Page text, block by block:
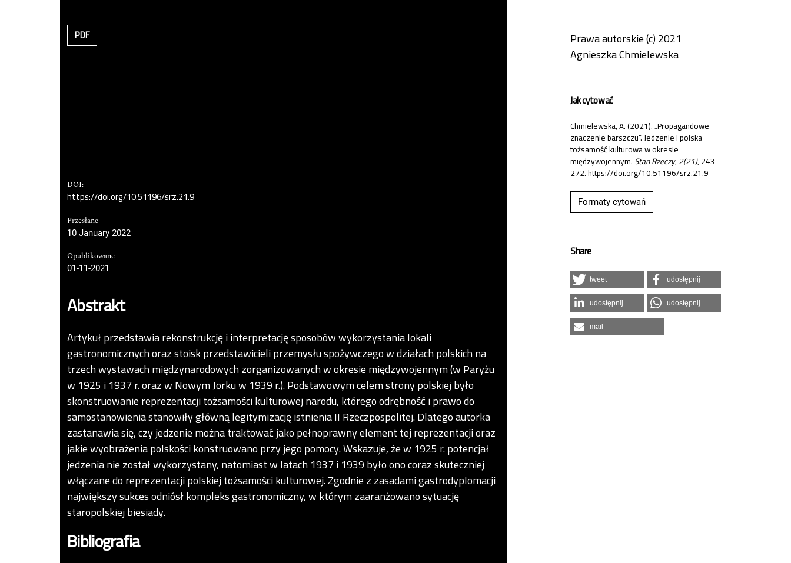
PDF
DOI:
https://doi.org/10.51196/srz.21.9
Przesłane
10 January 2022
Opublikowane
01-11-2021
Abstrakt
Artykuł przedstawia rekonstrukcję i interpretację sposobów wykorzystania lokali
gastronomicznych oraz stoisk przedstawicieli przemysłu spożywczego w działach polskich na
trzech wystawach międzynarodowych zorganizowanych w okresie międzywojennym (w Paryżu
w 1925 i 1937 r. oraz w Nowym Jorku w 1939 r.). Podstawowym celem strony polskiej było
skonstruowanie reprezentacji tożsamości kulturowej narodu, którego odrębność i prawo do
samostanowienia stanowiły główną legitymizację istnienia II Rzeczpospolitej. Dlatego autorka
zastanawia się, czy jedzenie można traktować jako pełnoprawny element tej reprezentacji oraz
jakie wyobrażenia polskości konstruowano przy jego pomocy. Wskazuje, że w 1925 r. potencjał
jedzenia nie został wykorzystany, natomiast w latach 1937 i 1939 było ono coraz skuteczniej
włączane do reprezentacji polskiej tożsamości kulturowej. Zgodnie z zasadami gastrodyplomacji
największy sukces odniósł kompleks gastronomiczny, w którym zaaranżowano sytuację
staropolskiej biesiady.
Bibliografia
Prawa autorskie (c) 2021
Agnieszka Chmielewska
Jak cytować
Chmielewska, A. (2021). „Propagandowe
znaczenie barszczu”. Jedzenie i polska
tożsamość kulturowa w okresie
międzywojennym.Stan Rzeczy,2(21), 243-
272.https://doi.org/10.51196/srz.21.9
Formaty cytowań
Share
tweet udostępnij
udostępnij udostępnij
mail